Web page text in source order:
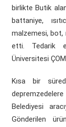
birlikte Butik
battaniye,
malzemesi, bot,
etti. Tedarik
Üniversitesi
Kısa bir
Belediyesi
Gönderilen